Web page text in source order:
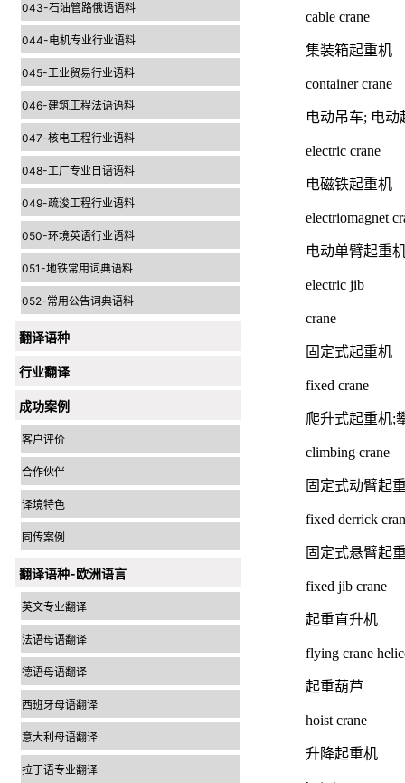
043-石油管路俄语语料
044-电机专业行业语料
045-工业贸易行业语料
046-建筑工程法语语料
047-核电工程行业语料
048-工厂专业日语语料
049-疏浚工程行业语料
050-环境英语行业语料
051-地铁常用词典语料
052-常用公告词典语料
翻译语种
行业翻译
成功案例
客户评价
合作伙伴
译境特色
同传案例
翻译语种-欧洲语言
英文专业翻译
法语母语翻译
德语母语翻译
西班牙母语翻译
意大利母语翻译
拉丁语专业翻译
cable crane
集装箱起重机
container crane
电动吊车; 电
electric crane
电磁铁起重机
electriomagnet
电动单臂起重
electric jib
crane
固定式起重机
fixed crane
爬升式起重机;
climbing crane
固定式动臂起
fixed derrick
固定式悬臂起
fixed jib crane
起重直升机
flying crane
起重葫芦
hoist crane
升降起重机